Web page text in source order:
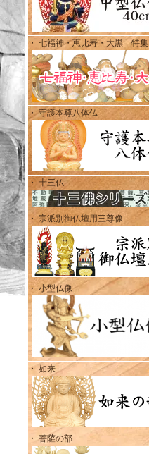
・ 七福神・恵比寿・大黒 特集
・ 守護本尊八体仏
・ 十三仏
・ 宗派別御仏壇用三尊像
・ 小型仏像
・ 如来
・ 菩薩の部